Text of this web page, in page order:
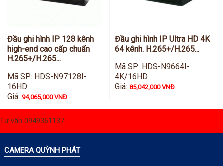
Đầu ghi hình IP 128 kênh
high-end cao cấp chuẩn
H.265+/H.265...
Mã SP: HDS-N97128I-
16HD
Giá:94,065,000 VNĐ
Đầu ghi hình IP Ultra HD 4K
64 kênh. H.265+/H.265...
Mã SP: HDS-N9664I-
4K/16HD
Giá: 85,042,000 VNĐ
Tư vấn 0949361137
CAMERA QUỲNH PHÁT